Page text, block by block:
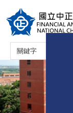
到
主
要
容
區